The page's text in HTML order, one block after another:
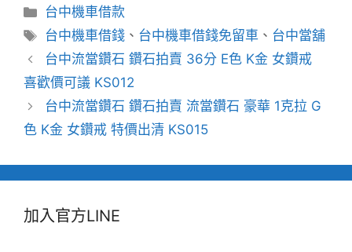
分
類
台中機車借款
標
籤
台中機車借錢 、 台中機車借錢免留車 、 台中當舖
台中流當鑽石 鑽石拍賣 36分 E色 K金 女鑽戒
喜歡價可議 KS012
台中流當鑽石 鑽石拍賣 流當鑽石 豪華 1克拉 G
色 K金 女鑽戒 特價出清 KS015
加入官方LINE